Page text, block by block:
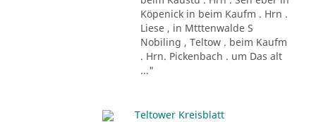
Köpenick in beim Kaufm . Hrn .
Liese , in Mtttenwalde S
Nobiling , Teltow . beim Kaufm
. Hrn. Pickenbach . um Das alt
..."
Teltower Kreisblatt